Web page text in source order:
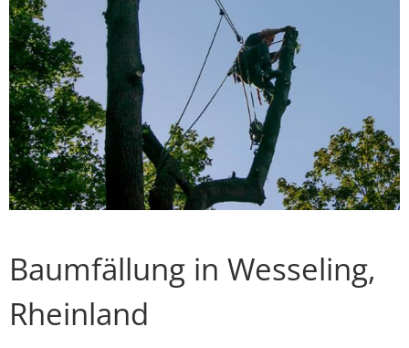
Baumfällung in Wesseling,
Rheinland